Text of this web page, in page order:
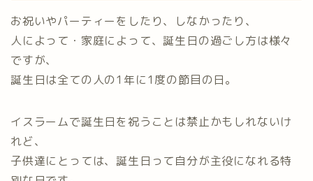
お祝いやパーティーをしたり、しなかったり、
人によって・家庭によって、誕生日の過ごし方は様々
ですが、
誕生日は全ての人の1年に1度の節目の日。
イスラームで誕生日を祝うことは禁止かもしれないけ
れど、
子供達にとっては、誕生日って自分が主役になれる特